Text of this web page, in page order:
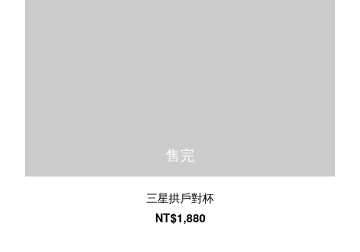
售完
三星拱戶對杯
NT$1,880